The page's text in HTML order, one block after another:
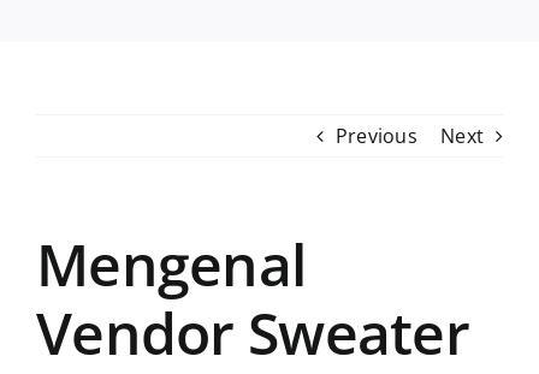
Previous Next
Mengenal
Vendor Sweater